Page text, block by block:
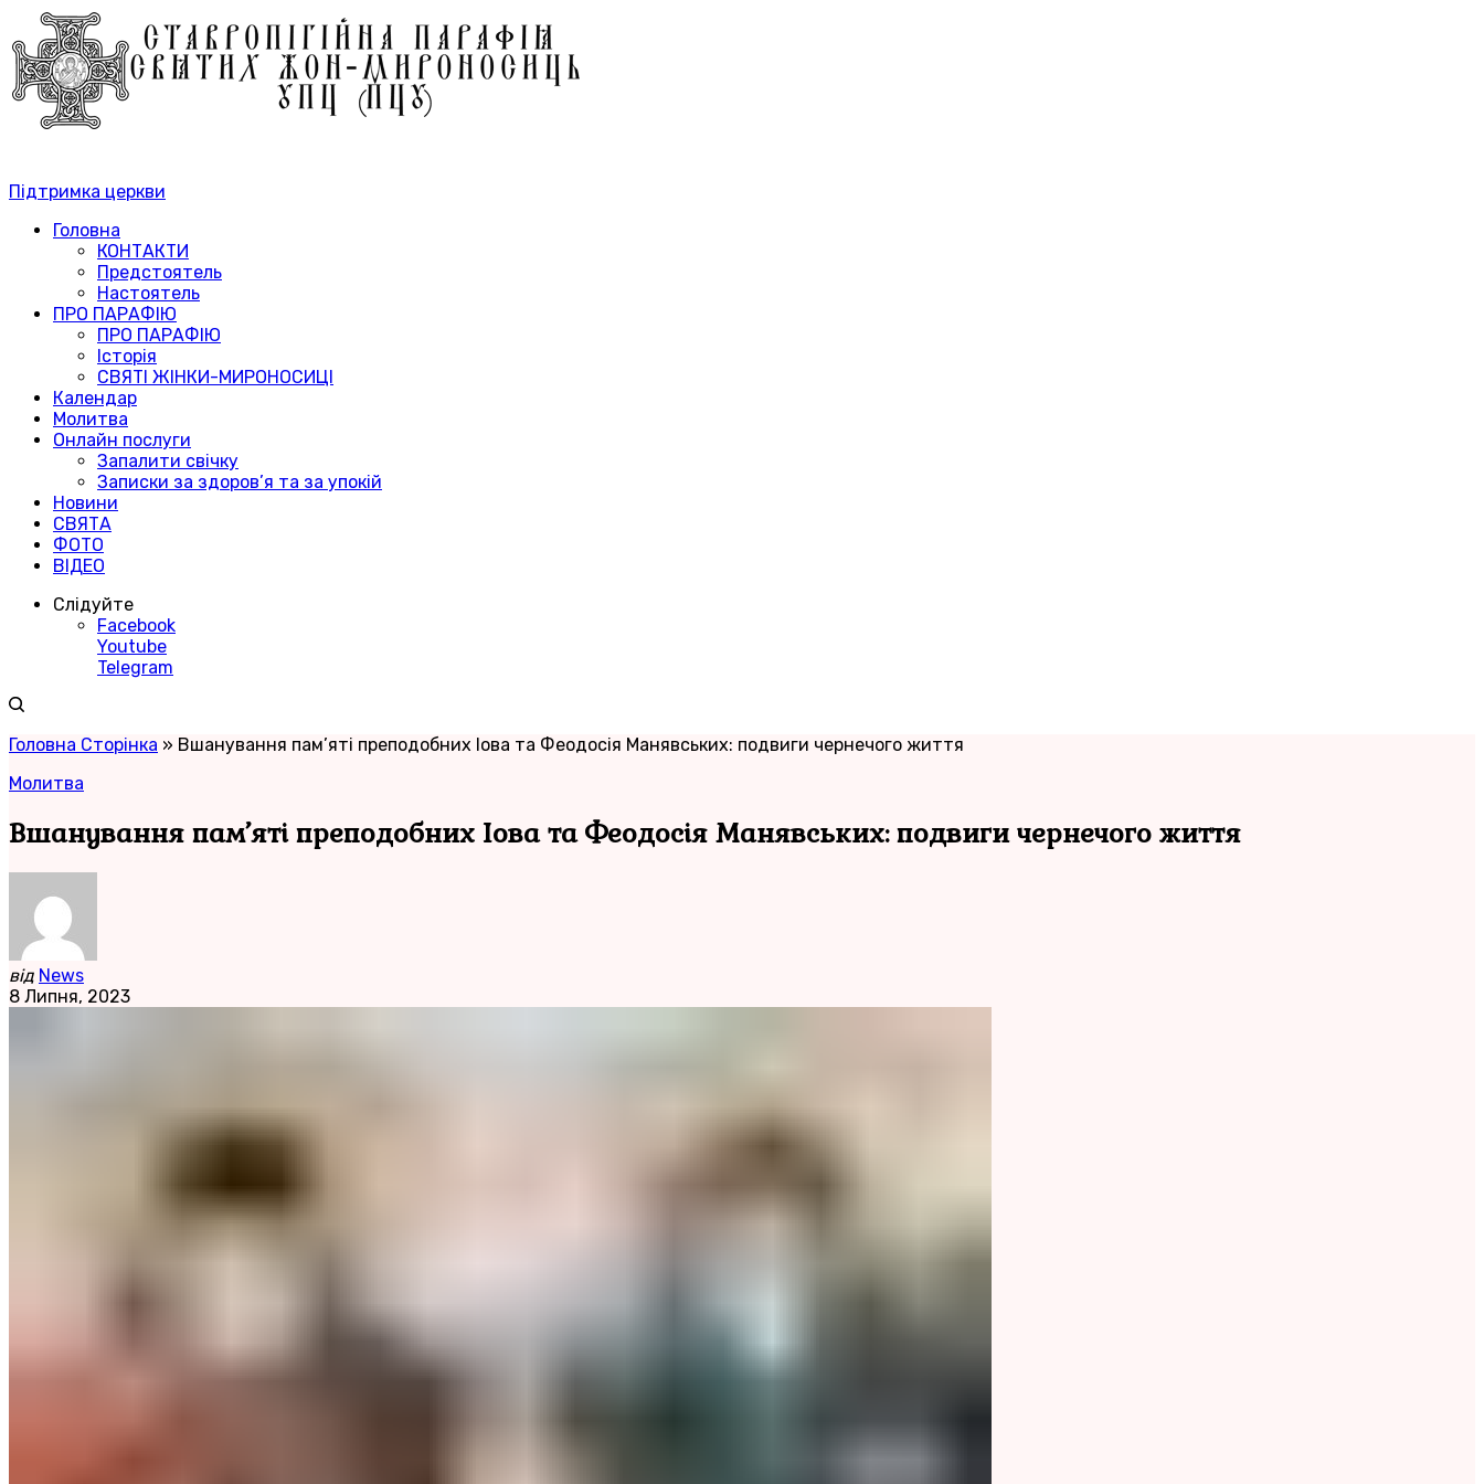
Підтримка церкви
Головна
КОНТАКТИ
Предстоятель
Настоятель
ПРО ПАРАФІЮ
ПРО ПАРАФІЮ
Історія
СВЯТІ ЖІНКИ-МИРОНОСИЦІ
Календар
Молитва
Онлайн послуги
Запалити свічку
Записки за здоров’я та за упокій
Новини
СВЯТА
ФОТО
ВІДЕО
Слідуйте
Facebook
Youtube
Telegram
Головна Сторінка » Вшанування пам’яті преподобних Іова та Феодосія Манявських: подвиги чернечого життя
Молитва
Вшанування пам’яті преподобних Іова та Феодосія Манявських: подвиги чернечого життя
від News
8 Липня, 2023